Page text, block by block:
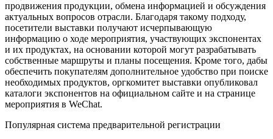
продвижения продукции, обмена информацией и обсуждения
актуальных вопросов отрасли. Благодаря такому подходу,
посетители выставки получают исчерпывающую
информацию о ходе мероприятия, участвующих экспонентах
и их продуктах, на основании которой могут разрабатывать
собственные маршруты и планы посещения. Кроме того, дабы
обеспечить покупателям дополнительное удобство при поиске
необходимых продуктов, оргкомитет выставки опубликовал
каталоги экспонентов на официальном сайте и на странице
мероприятия в WeChat.
Популярная система предварительной регистрации